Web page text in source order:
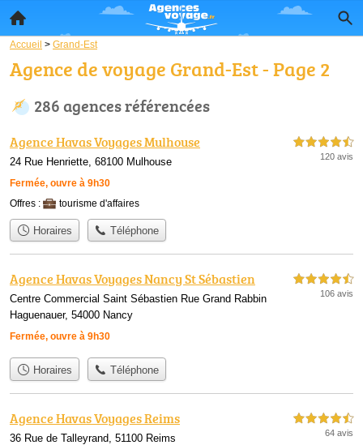
Accueil > Grand-Est
Agence de voyage Grand-Est - Page 2
286 agences référencées
Agence Havas Voyages Mulhouse
24 Rue Henriette, 68100 Mulhouse
Fermée, ouvre à 9h30
4,5 étoiles sur 5
120 avis
Offres : tourisme d'affaires
Horaires Téléphone
Agence Havas Voyages Nancy St Sébastien
Centre Commercial Saint Sébastien Rue Grand Rabbin
Haguenauer, 54000 Nancy
Fermée, ouvre à 9h30
4,5 étoiles sur 5
106 avis
Horaires Téléphone
Agence Havas Voyages Reims
36 Rue de Talleyrand, 51100 Reims
4,5 étoiles sur 5
64 avis